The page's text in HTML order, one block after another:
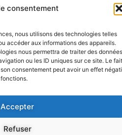
consentement
nous utilisons des technologies telles
accéder aux informations des appareils.
nous permettra de traiter des données
ou les ID uniques sur ce site. Le fait
consentement peut avoir un effet
Accepter
Refuser
de CookiesExpédition et Livraison
All Rights Reserved